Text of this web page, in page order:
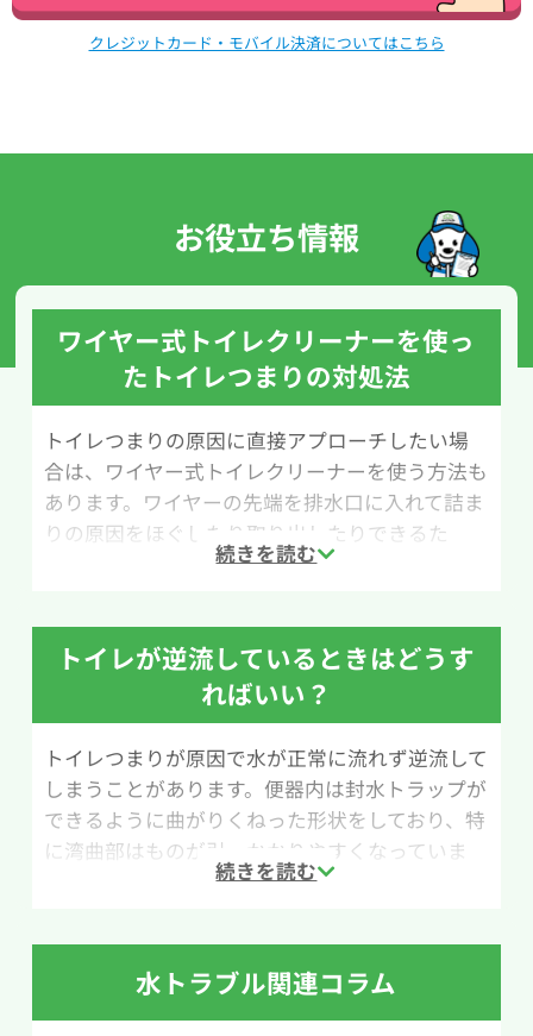
クレジットカード・モバイル決済についてはこちら
お役立ち情報
ワイヤー式トイレクリーナーを使っ
たトイレつまりの対処法
トイレつまりの原因に直接アプローチしたい場
合は、ワイヤー式トイレクリーナーを使う方法も
あります。ワイヤーの先端を排水口に入れて詰ま
りの原因をほぐしたり取り出したりできるた
め、ラバーカップ（すっぽん）で改善しない場合
やネットショップでも比較的手軽に購入できま
す。
ただし、ワイヤー式トイレクリーナーは本来排水
慣れていないと使い方が難しいと感じる場合もあ
ります。無理に押し込んだり強くこすったりする
と、排水管や便器を傷つける恐れがあるため慎重
に作業を行いましょう。
に付いているブラシヘッドを便器内の排水口にゆ
っくり差し込みます。詰まりに当たった感触があ
トイレが逆流しているときはどうす
ればいい？
トイレつまりが原因で水が正常に流れず逆流して
しまうことがあります。便器内は封水トラップが
できるように曲がりくねった形状をしており、特
に湾曲部はものが引っかかりやすくなっていま
原因であればスッポンを使用して異物を取り除
く、もしくは40℃~50℃のお湯を注ぐことでトイ
レットペーパーをほぐれやすくして解消を図るよ
水トラブル関連コラム